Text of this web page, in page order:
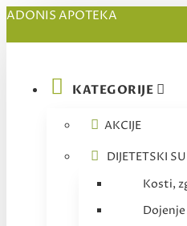
ADONIS APOTEKA
KATEGORIJE
AKCIJE
DIJETETSKI
Kosti,
Dojenje